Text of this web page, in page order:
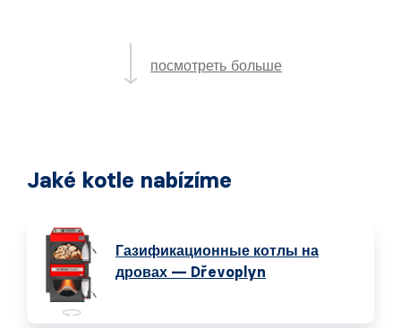
посмотреть больше
Jaké kotle nabízíme
Газификационные котлы на
дровах — Dřevoplyn